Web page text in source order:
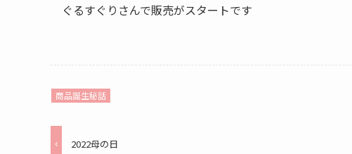
ぐるすぐりさんで販売がスタートです
商品誕生秘話
2022母の日